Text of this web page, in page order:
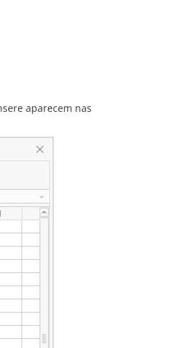
aparecem nas